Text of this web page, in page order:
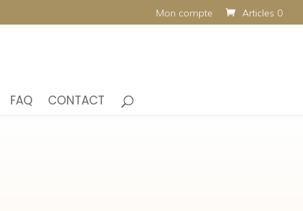
Mon compte Articles 0
FAQ CONTACT